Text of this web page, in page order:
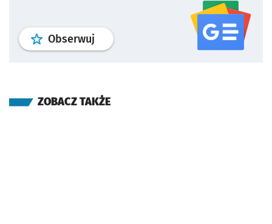
Obserwuj profil serwisu
ZOBACZ TAKŻE